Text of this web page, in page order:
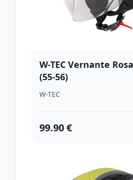
W-TEC Vernante
(55-56)
W-TEC
99.90 €